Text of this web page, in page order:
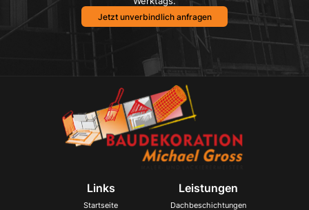
Jetzt unverbindlich anfragen
Links
Startseite
Leistungen
Dachbeschichtungen